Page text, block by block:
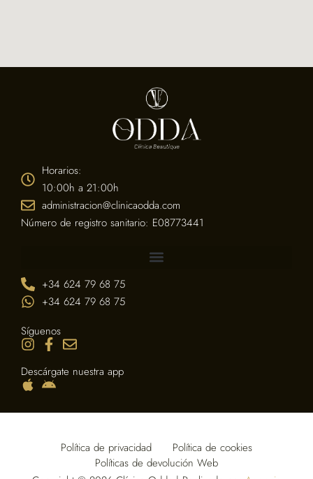
Horarios:
10:00h a 21:00h
administracion@clinicaodda.com
Número de registro sanitario: E08773441
+34 624 79 68 75
+34 624 79 68 75
Síguenos
Descárgate nuestra app
Política de privacidad
Política de cookies
Políticas de devolución Web